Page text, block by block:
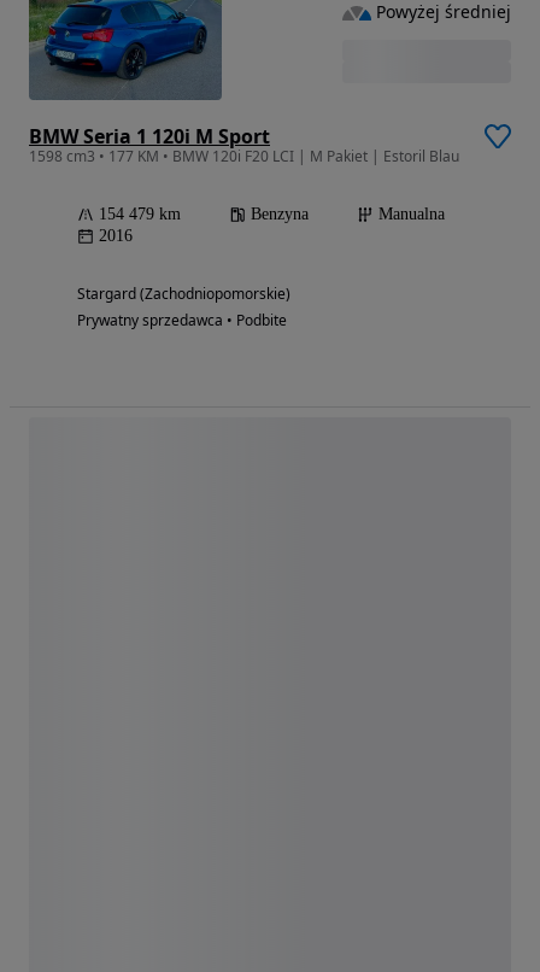
BMW Seria 1 120i M Sport
1598 cm3 • 177 KM • BMW 120i F20 LCI | M Pakiet | Estoril Blau
154 479 km Benzyna
Manualna
2016
Stargard (Zachodniopomorskie)
Prywatny sprzedawca • Podbite
Powyżej średniej